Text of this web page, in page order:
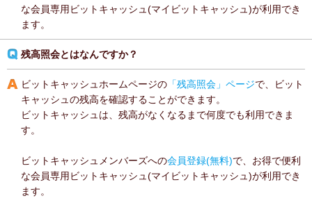
な会員専用ビットキャッシュ(マイビットキャッシュ)が利用でき
ます。
残高照会とはなんですか？
ビットキャッシュホームページの 「残高照会」ページで、ビット
キャッシュの残高を確認することができます。
ビットキャッシュは、残高がなくなるまで何度でも利用できま
す。
ビットキャッシュメンバーズへの会員登録(無料)で、お得で便利
な会員専用ビットキャッシュ(マイビットキャッシュ)が利用でき
ます。